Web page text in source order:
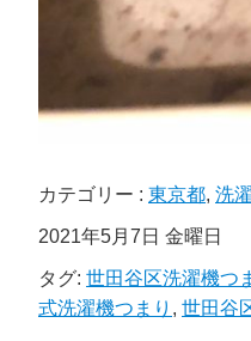
カテゴリー : 東京都, 洗
2021年5月7日 金曜日
タグ: 世田谷区洗濯機つ
式洗濯機つまり , 世田谷